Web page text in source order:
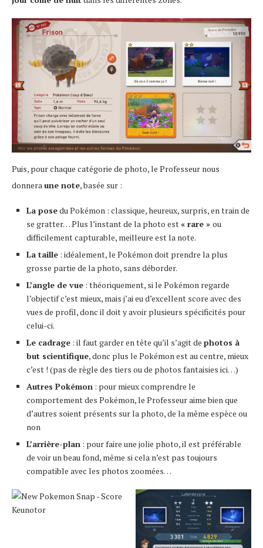
Puis, pour chaque catégorie de photo, le Professeur nous
donneraune note, basée sur :
La posedu Pokémon : classique, heureux, surpris, en train de
se gratter… Plus l’instant de la photo est« rare » ou
difficilement capturable, meilleure est la note.
La taille : idéalement, le Pokémon doit prendre la plus
grosse partie de la photo, sans déborder.
L’angle de vue : théoriquement, si le Pokémon regarde
l’objectif c’est mieux, mais j’ai eu d’excellent score avec des
vues de profil, donc il doit y avoir plusieurs spécificités pour
celui-ci.
Le cadrage : il faut garder en tête qu’il s’agit de photos à
but scientifique, donc plus le Pokémon est au centre, mieux
c’est ! (pas de règle des tiers ou de photos fantaisies ici…)
Autres Pokémon : pour mieux comprendre le
comportement des Pokémon, le Professeur aime bien que
d’autres soient présents sur la photo, de la même espèce ou
non
L’arrière-plan : pour faire une jolie photo, il est préférable
de voir un beau fond, même si cela n’est pas toujours
compatible avec les photos zoomées…